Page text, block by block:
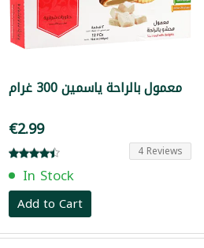
معمول بالراحة ياسمين 300 غرام
€2.99
4 Reviews
In Stock
Add to Cart